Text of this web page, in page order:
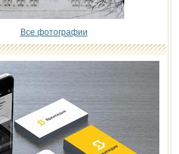
Все фотографии